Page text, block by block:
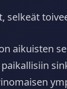
selkeät
aikuisten